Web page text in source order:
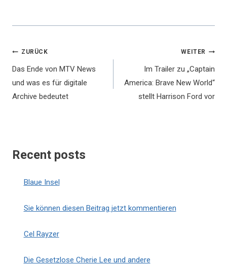
Beitragsnavigation
ZURÜCK
Das Ende von MTV News
und was es für digitale
Archive bedeutet
WEITER
Im Trailer zu „Captain
America: Brave New World“
stellt Harrison Ford vor
Recent posts
Blaue Insel
Sie können diesen Beitrag jetzt kommentieren
Cel Rayzer
Die Gesetzlose Cherie Lee und andere